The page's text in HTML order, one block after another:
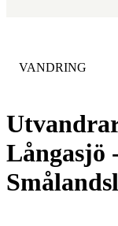
Långasjö
KATEGORI:
VANDRING